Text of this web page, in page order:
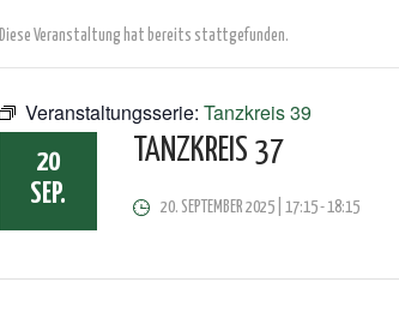
Diese Veranstaltung hat bereits stattgefunden.
Veranstaltungsserie: Tanzkreis 39
20
SEP.
TANZKREIS 37
20. SEPTEMBER 2025 | 17:15-18:15